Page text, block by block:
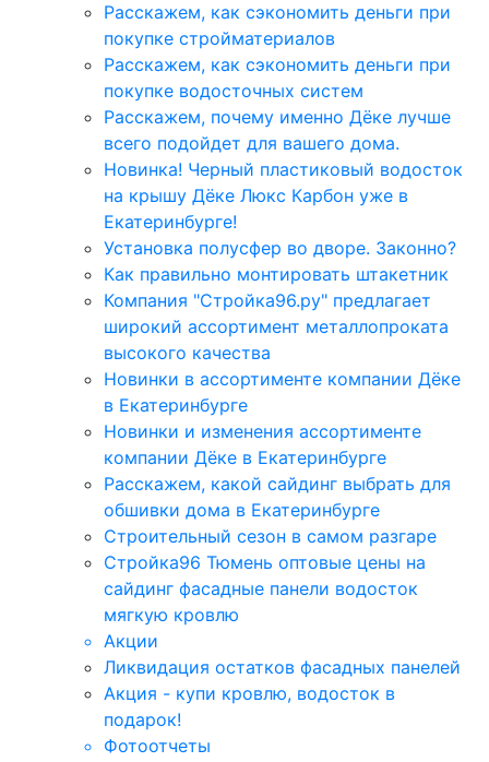
Расскажем, как сэкономить деньги при
покупке стройматериалов
Расскажем, как сэкономить деньги при
покупке водосточных систем
Расскажем, почему именно Дёке лучше
всего подойдет для вашего дома.
Новинка! Черный пластиковый водосток
на крышу Дёке Люкс Карбон уже в
Екатеринбурге!
Установка полусфер во дворе. Законно?
Как правильно монтировать штакетник
Компания "Стройка96.ру" предлагает
широкий ассортимент металлопроката
высокого качества
Новинки в ассортименте компании Дёке
в Екатеринбурге
Новинки и изменения ассортименте
компании Дёке в Екатеринбурге
Расскажем, какой сайдинг выбрать для
обшивки дома в Екатеринбурге
Строительный сезон в самом разгаре
Стройка96 Тюмень оптовые цены на
сайдинг фасадные панели водосток
мягкую кровлю
Акции
Ликвидация остатков фасадных панелей
Акция - купи кровлю, водосток в
подарок!
Фотоотчеты